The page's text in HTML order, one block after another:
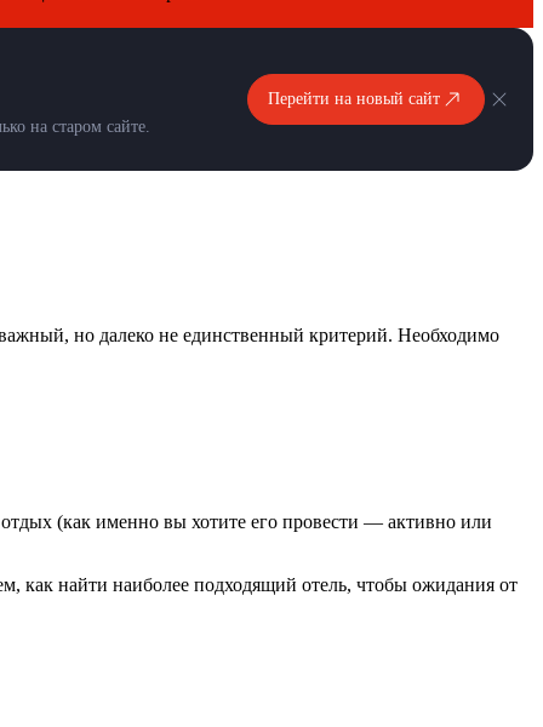
на старом сайте.
Перейти на новый сайт
но далеко не единственный критерий. Необходимо
(как именно вы хотите его провести — активно или
как найти наиболее подходящий отель, чтобы ожидания от